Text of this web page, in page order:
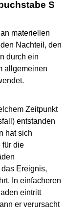
S
materiellen
Nachteil, den
durch ein
allgemeinen
Zeitpunkt
entstanden
hat sich
für die
Ereignis,
In einfacheren
eintritt
er verursacht